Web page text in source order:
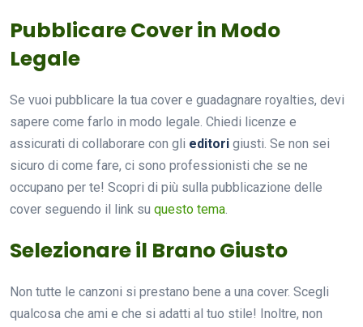
Pubblicare Cover in Modo
Legale
Se vuoi pubblicare la tua cover e guadagnare royalties, devi
sapere come farlo in modo legale. Chiedi licenze e
assicurati di collaborare con gli editori giusti. Se non sei
sicuro di come fare, ci sono professionisti che se ne
occupano per te! Scopri di più sulla pubblicazione delle
cover seguendo il link su questo tema.
Selezionare il Brano Giusto
Non tutte le canzoni si prestano bene a una cover. Scegli
qualcosa che ami e che si adatti al tuo stile! Inoltre, non